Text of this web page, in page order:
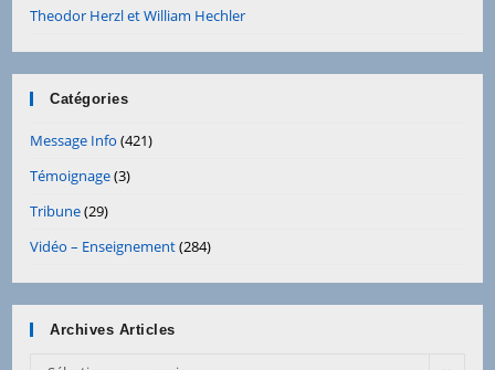
Theodor Herzl et William Hechler
Catégories
Message Info (421)
Témoignage(3)
Tribune(29)
Vidéo – Enseignement(284)
Archives Articles
Archives